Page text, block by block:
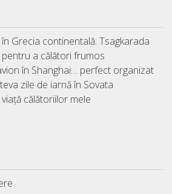
Grecia continentală: Tsagkarada
a călători frumos
în Shanghai… perfect organizat
zile de iarnă în Sovata
călătoriilor mele